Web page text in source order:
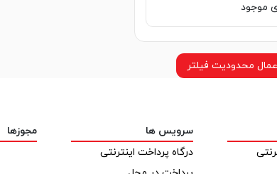
موجود
محدودیت فیلتر
سرویس ها
درگاه پرداخت اینترنتی
مجوزها